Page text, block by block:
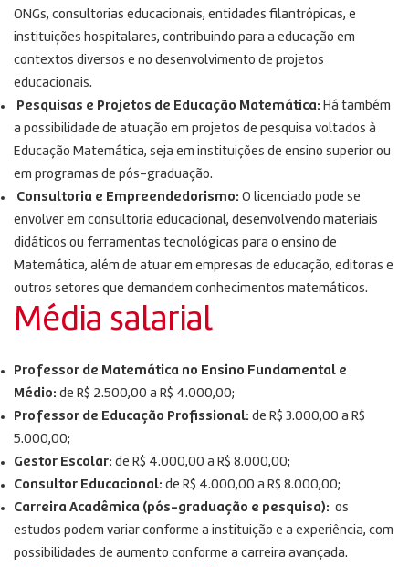
ONGs, consultorias educacionais, entidades filantrópicas, e
instituições hospitalares, contribuindo para a educação em
contextos diversos e no desenvolvimento de projetos
educacionais.
Pesquisas e Projetos de Educação Matemática: Há também
a possibilidade de atuação em projetos de pesquisa voltados à
Educação Matemática, seja em instituições de ensino superior ou
em programas de pós-graduação.
Consultoria e Empreendedorismo: O licenciado pode se
envolver em consultoria educacional, desenvolvendo materiais
didáticos ou ferramentas tecnológicas para o ensino de
Matemática, além de atuar em empresas de educação, editoras e
outros setores que demandem conhecimentos matemáticos.
Média salarial
Professor de Matemática no Ensino Fundamental e
Médio: de R$ 2.500,00 a R$ 4.000,00;
Professor de Educação Profissional: de R$ 3.000,00 a R$
5.000,00;
Gestor Escolar: de R$ 4.000,00 a R$ 8.000,00;
Consultor Educacional: de R$ 4.000,00 a R$ 8.000,00;
Carreira Acadêmica (pós-graduação e pesquisa): os
estudos podem variar conforme a instituição e a experiência, com
possibilidades de aumento conforme a carreira avançada.